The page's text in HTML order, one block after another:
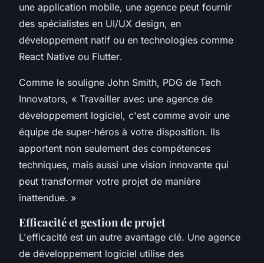
une application mobile, une agence peut fournir
des spécialistes en UI/UX design, en
développement natif ou en technologies comme
React Native ou Flutter.
Comme le souligne John Smith, PDG de Tech
Innovators, « Travailler avec une agence de
développement logiciel, c'est comme avoir une
équipe de super-héros à votre disposition. Ils
apportent non seulement des compétences
techniques, mais aussi une vision innovante qui
peut transformer votre projet de manière
inattendue. »
Efficacité et gestion de projet
L'efficacité est un autre avantage clé. Une agence
de développement logiciel utilise des